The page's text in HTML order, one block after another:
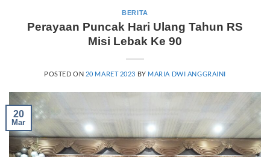
BERITA
Perayaan Puncak Hari Ulang Tahun RS
Misi Lebak Ke 90
POSTED ON 20 MARET 2023 BY MARIA DWI ANGGRAINI
20
Mar